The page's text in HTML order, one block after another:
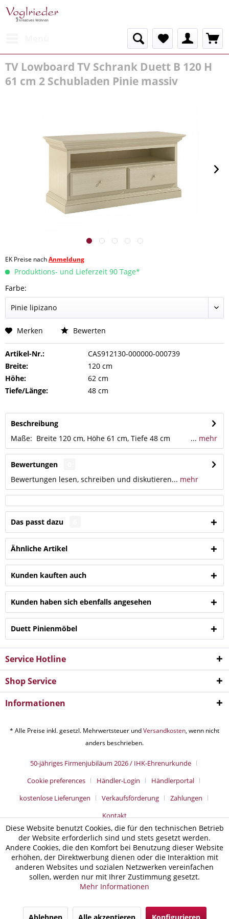
TV Lowboard TV Schrank Duett B 120 H
61 cm 2 Schubladen Pinie massiv
EK Preise nachAnmeldung
Produktions- und Lieferzeit 90 Tage*
Farbe:
Merken Bewerten
Artikel-Nr.:
CAS912130-000000-000739
Breite:
120 cm
Höhe:
62 cm
Tiefe/Länge:
48 cm
Beschreibung
Maße: Breite 120 cm, Höhe 61 cm, Tiefe 48 cm ... mehr
Bewertungen
Bewertungen lesen, schreiben und diskutieren... mehr
Das passt dazu
Ähnliche Artikel
Kunden kauften auch
Kunden haben sich ebenfalls angesehen
Duett Pinienmöbel
Service Hotline
Shop Service
Informationen
* Alle Preise inkl. gesetzl. Mehrwertsteuer undVersandkosten, wenn nicht
anders beschrieben.
50-jähriges Firmenjubiläum 2026 / IHK-Ehrenurkunde
Cookie preferences
Händler-Login
Händlerportal
kostenlose Lieferungen
Verkaufsförderung
Zahlungen
Kontakt
Diese Website benutzt Cookies, die für den technischen Betrieb
der Website erforderlich sind und stets gesetzt werden.
Andere Cookies, die den Komfort bei Benutzung dieser Website
erhöhen, der Direktwerbung dienen oder die Interaktion mit
anderen Websites und sozialen Netzwerken vereinfachen
sollen, werden nur mit Ihrer Zustimmung gesetzt.
Mehr Informationen